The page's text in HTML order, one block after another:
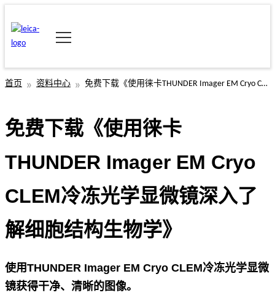
首页 资料中心 免费下载《使用徕卡THUNDER Imager EM Cryo CLEM冷冻光学显微镜深入了解细胞结构生物学》
免费下载《使用徕卡
THUNDER Imager EM Cryo
CLEM冷冻光学显微镜深入了
解细胞结构生物学》
使用THUNDER Imager EM Cryo CLEM冷冻光学显微
镜获得干净、清晰的图像。